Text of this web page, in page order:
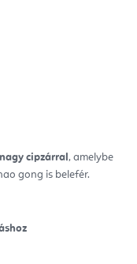
cipzárral , amelybe
gong is belefér.